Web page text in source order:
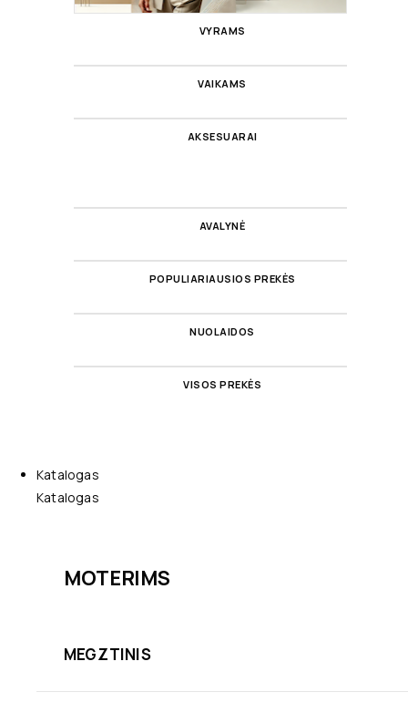
VYRAMS
VAIKAMS
AKSESUARAI
AVALYNĖ
POPULIARIAUSIOS PREKĖS
NUOLAIDOS
VISOS PREKĖS
Katalogas
Katalogas
MOTERIMS
MEGZTINIS